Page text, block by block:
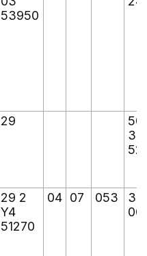
53950
29
50
29 2
Y4
51270
04 07 053